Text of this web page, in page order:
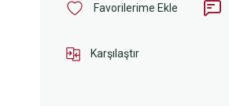
Karşılaştır